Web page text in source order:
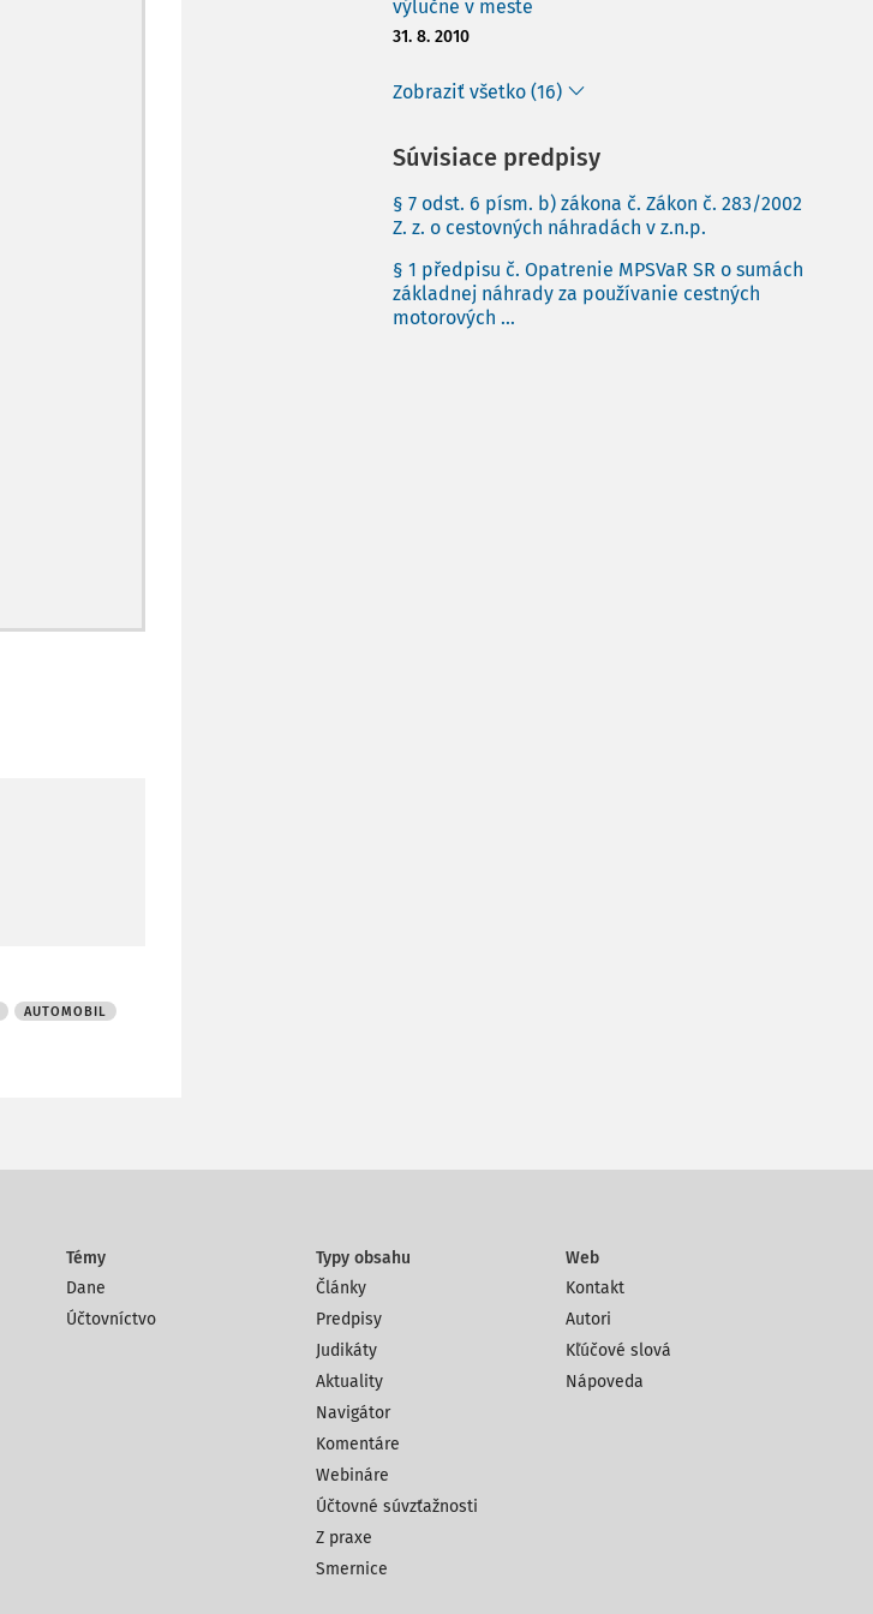
AUTOMOBIL
výlučne v meste
31. 8. 2010
Zobraziť všetko (16)
Súvisiace predpisy
§ 7 odst. 6 písm. b) zákona č. Zákon č. 283/2002
Z. z. o cestovných náhradách v z.n.p.
§ 1 předpisu č. Opatrenie MPSVaR SR o sumách
základnej náhrady za používanie cestných
motorových ...
Témy
Dane
Účtovníctvo
Typy obsahu
Články
Predpisy
Judikáty
Aktuality
Navigátor
Komentáre
Webináre
Účtovné súvzťažnosti
Z praxe
Smernice
Web
Kontakt
Autori
Kľúčové slová
Nápoveda